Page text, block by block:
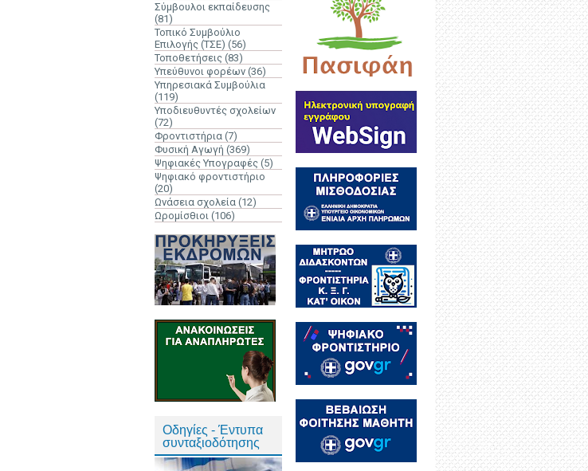
Σύμβουλοι εκπαίδευσης
(81)
Τοπικό Συμβούλιο
Επιλογής (ΤΣΕ) (56)
Τοποθετήσεις (83)
Υπεύθυνοι φορέων (36)
Υπηρεσιακά Συμβούλια
(119)
Υποδιευθυντές σχολείων
(72)
Φροντιστήρια (7)
Φυσική Αγωγή (369)
Ψηφιακές Υπογραφές (5)
Ψηφιακό φροντιστήριο
(20)
Ωνάσεια σχολεία (12)
Ωρομίσθιοι (106)
Οδηγίες - Έντυπα
συνταξιοδότησης